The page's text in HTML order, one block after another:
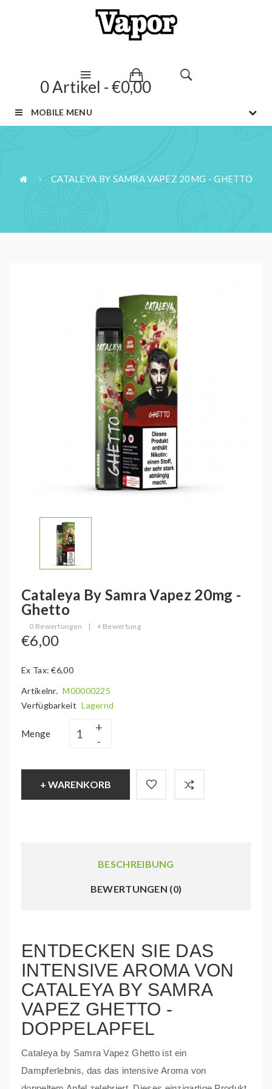
0 Artikel - €0,00
MOBILE MENU
CATALEYA BY SAMRA VAPEZ 20MG - GHETTO
Cataleya By Samra Vapez 20mg -
Ghetto
0 Bewertungen | + Bewertung
€6,00
Ex Tax: €6,00
Artikelnr. M00000225
Verfügbarkeit Lagernd
Menge
+ WARENKORB
BESCHREIBUNG
BEWERTUNGEN (0)
ENTDECKEN SIE DAS
INTENSIVE AROMA VON
CATALEYA BY SAMRA
VAPEZ GHETTO -
DOPPELAPFEL
Cataleya by Samra Vapez Ghetto ist ein
Dampferlebnis, das das intensive Aroma von